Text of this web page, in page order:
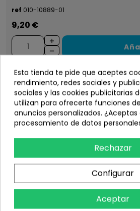
ref 010-10889-01
9,20 €
Esta tienda te pide que aceptes
rendimiento, redes sociales y
sociales y las cookies publicitarias
utilizan para ofrecerte funciones
anuncios personalizados.
procesamiento de datos
Rechazar
Configurar
Aceptar